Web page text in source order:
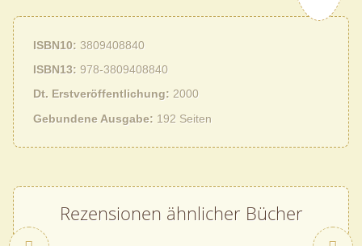
ISBN10
3809408840
ISBN13 978-3809408840
Dt. Erstveröffentlichung
2000
Gebundene Ausgabe
192 Seiten
Rezensionen ähnlicher Bücher